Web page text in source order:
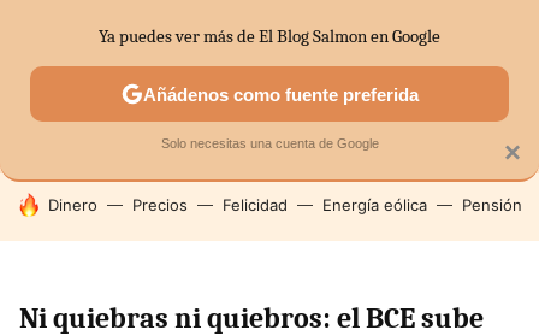
SECTORES ECONOMÍA DOMÉSTICA MERCADOS
HOY SE HABLA DE
Dinero Precios Felicidad Energía eólica Pensión
Ni quiebras ni quiebros: el BCE sube
×
Ya puedes ver más de El Blog Salmon en Google
Añádenos como fuente preferida
Solo necesitas una cuenta de Google